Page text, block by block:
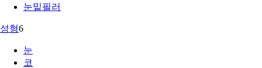
눈밑필러
성형6
눈
코